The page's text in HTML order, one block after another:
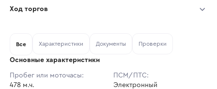
Тип аукциона: Открытые торги
Шаг торгов: 5 000 ₽
Ход торгов
Ставок не найдено
Все Характеристики Документы Проверки
Основные характеристики
Пробег или моточасы:
478 м.ч.
ПСМ/ПТС:
Электронный